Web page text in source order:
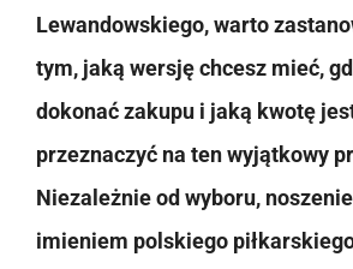
Lewandowskiego, warto
tym, jaką wersję chcesz mieć,
dokonać zakupu i jaką kwotę
przeznaczyć na ten wyjątkowy
Niezależnie od wyboru,
imieniem polskiego